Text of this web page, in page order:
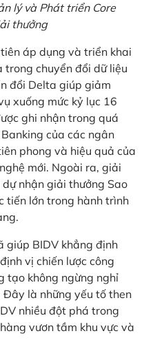
lý và Phát triển Core
thưởng
áp dụng và triển khai
chuyển đổi dữ liệu
đổi Delta giúp giảm
xuống mức kỷ lục 16
ghi nhận trong quá
của các ngân
phong và hiệu quả của
mới. Ngoài ra, giải
nhận giải thưởng Sao
tiến lớn trong hành trình
giúp BIDV khẳng định
vị chiến lược công
tạo không ngừng nghỉ
Đây là những yếu tố then
nhiều đột phá trong
vươn tầm khu vực và